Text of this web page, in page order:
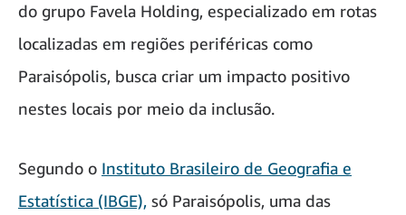
do grupo Favela Holding, especializado em rotas
localizadas em regiões periféricas como
Paraisópolis, busca criar um impacto positivo
nestes locais por meio da inclusão.
Segundo o Instituto Brasileiro de Geografia e
Estatística (IBGE), só Paraisópolis, uma das